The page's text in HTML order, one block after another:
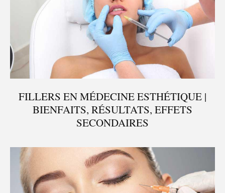
FILLERS EN MÉDECINE ESTHÉTIQUE |
BIENFAITS, RÉSULTATS, EFFETS
SECONDAIRES